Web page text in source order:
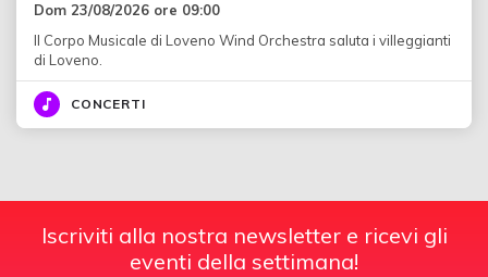
Dom 23/08/2026 ore 09:00
Il Corpo Musicale di Loveno Wind Orchestra saluta i villeggianti
di Loveno.
CONCERTI
Iscriviti alla nostra newsletter e ricevi gli
eventi della settimana!